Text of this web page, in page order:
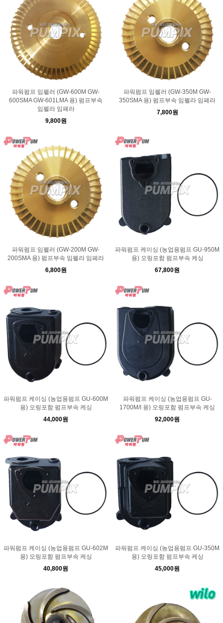
파워펌프 임펠러 (GW-600M GW-
600SMA GW-601LMA 용) 펌프부속
임펠라 임페라
9,800원
파워펌프 임펠러 (GW-350M GW-
350SMA 용) 펌프부속 임펠라 임페라
7,800원
파워펌프 임펠러 (GW-200M GW-
200SMA 용) 펌프부속 임펠라 임페라
6,800원
파워펌프 케이싱 (농업용펌프 GU-950M
용) 오링포함 펌프부속 케싱
67,800원
파워펌프 케이싱 (농업용펌프 GU-600M
용) 오링포함 펌프부속 케싱
44,000원
파워펌프 케이싱 (농업용펌프 GU-
1700M/I 용) 오링포함 펌프부속 케싱
92,000원
파워펌프 케이싱 (농업용펌프 GU-602M
용) 오링포함 펌프부속 케싱
40,800원
파워펌프 케이싱 (농업용펌프 GU-350M
용) 오링포함 펌프부속 케싱
45,000원